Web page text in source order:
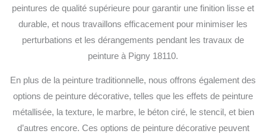
peintures de qualité supérieure pour garantir une finition lisse et
durable, et nous travaillons efficacement pour minimiser les
perturbations et les dérangements pendant les travaux de
peinture à Pigny 18110.
En plus de la peinture traditionnelle, nous offrons également des
options de peinture décorative, telles que les effets de peinture
métallisée, la texture, le marbre, le béton ciré, le stencil, et bien
d’autres encore. Ces options de peinture décorative peuvent